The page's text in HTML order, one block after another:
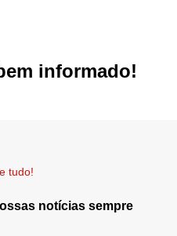
informado!
tudo!
notícias sempre